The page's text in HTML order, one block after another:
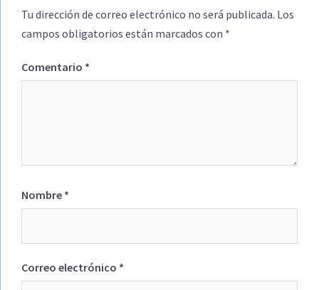
Tu dirección de correo electrónico no será publicada. Los
campos obligatorios están marcados con *
Comentario *
Nombre *
Correo electrónico *